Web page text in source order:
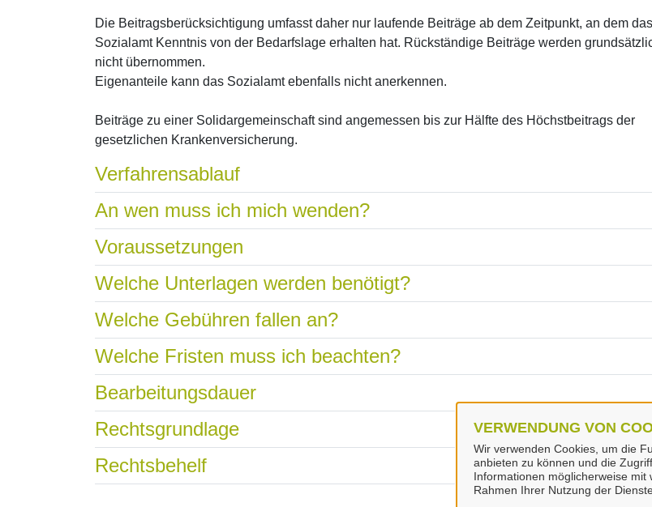
VERWENDUNG VON
Wir verwenden Cookies, um die
anbieten zu können und die
Informationen möglicherweise
Rahmen Ihrer Nutzung der
Die Beitragsberücksichtigung umfasst daher nur laufende Beiträge ab dem Zeitpunkt, an dem das
Sozialamt Kenntnis von der Bedarfslage erhalten hat. Rückständige Beiträge werden
nicht übernommen.
Eigenanteile kann das Sozialamt ebenfalls nicht anerkennen.
Beiträge zu einer Solidargemeinschaft sind angemessen bis zur Hälfte des Höchstbeitrags der
gesetzlichen Krankenversicherung.
Verfahrensablauf
An wen muss ich mich wenden?
Voraussetzungen
Welche Unterlagen werden benötigt?
Welche Gebühren fallen an?
Welche Fristen muss ich beachten?
Bearbeitungsdauer
Rechtsgrundlage
Rechtsbehelf